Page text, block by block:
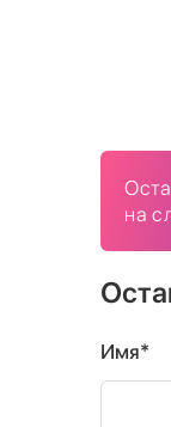
на
Имя*